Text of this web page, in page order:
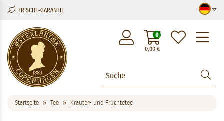
FRISCHE-GARANTIE
0,00€
0
Startseite Tee Kräuter- und Früchtetee